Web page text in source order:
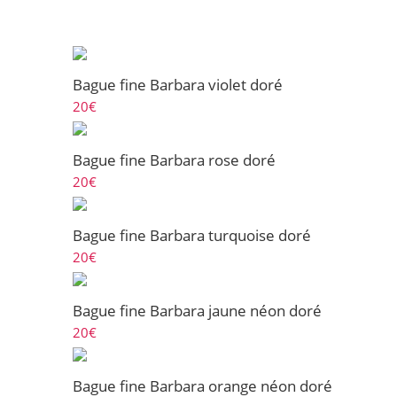
Bague fine Barbara violet doré
20€
Bague fine Barbara rose doré
20€
Bague fine Barbara turquoise doré
20€
Bague fine Barbara jaune néon doré
20€
Bague fine Barbara orange néon doré